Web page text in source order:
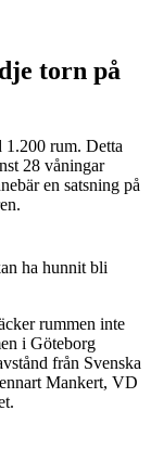
torn på
1.200 rum. Detta
28 våningar
en satsning på
ha hunnit bli
rummen inte
i Göteborg
från Svenska
Mankert, VD